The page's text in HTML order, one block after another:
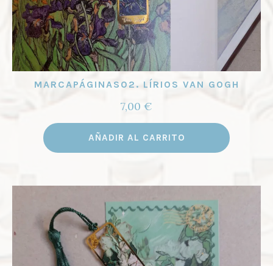
MARCAPÁGINAS02. LÍRIOS VAN GOGH
7,00 €
AÑADIR AL CARRITO